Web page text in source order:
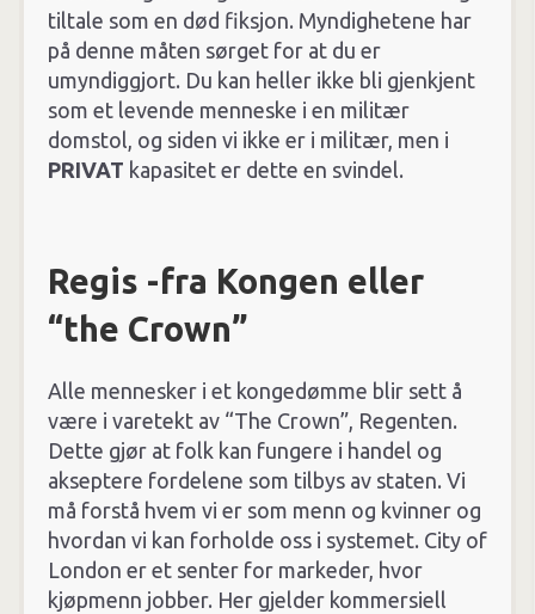
tiltale som en død fiksjon. Myndighetene har
på denne måten sørget for at du er
umyndiggjort. Du kan heller ikke bli gjenkjent
som et levende menneske i en militær
domstol, og siden vi ikke er i militær, men i
PRIVAT kapasitet er dette en svindel.
Regis -fra Kongen eller
“the Crown”
Alle mennesker i et kongedømme blir sett å
være i varetekt av “The Crown”, Regenten.
Dette gjør at folk kan fungere i handel og
akseptere fordelene som tilbys av staten. Vi
må forstå hvem vi er som menn og kvinner og
hvordan vi kan forholde oss i systemet. City of
London er et senter for markeder, hvor
kjøpmenn jobber. Her gjelder kommersiell